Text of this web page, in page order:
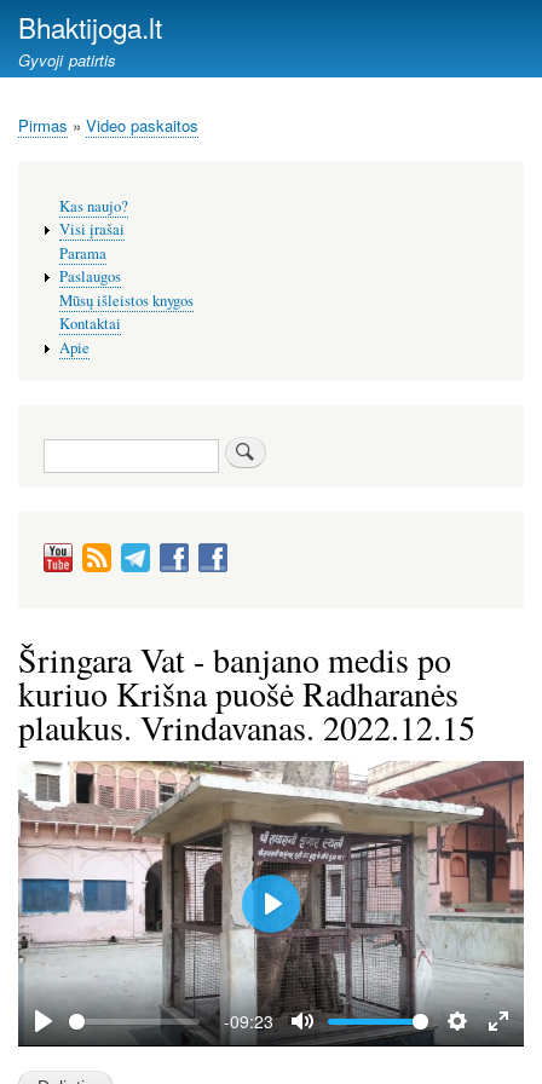
Bhaktijoga.lt
Gyvoji patirtis
Kelias
Pirmas Video paskaitos
Šringara Vat - banjano medis po
kuriuo Krišna puošė Radharanės
plaukus. Vrindavanas. 2022.12.15
P
l
-09:23
M
S
E
P
l
a
y
meniu
Kas naujo?
Visi įrašai
Parama
Paslaugos
Mūsų išleistos knygos
Kontaktai
Apie
Paieška